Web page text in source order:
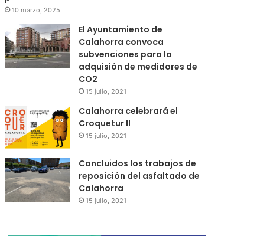
10 marzo, 2025
El Ayuntamiento de
Calahorra convoca
subvenciones para la
adquisión de medidores de
CO2
15 julio, 2021
Calahorra celebrará el
Croquetur II
15 julio, 2021
Concluidos los trabajos de
reposición del asfaltado de
Calahorra
15 julio, 2021